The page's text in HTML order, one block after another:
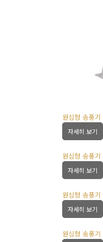
원심형 송풍기
자세히 보기
원심형 송풍기
자세히 보기
원심형 송풍기
자세히 보기
원심형 송풍기